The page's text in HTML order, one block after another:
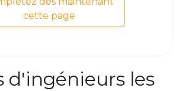
cette page
d'ingénieurs les